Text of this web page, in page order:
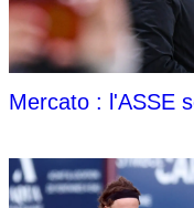
Mercato : l'ASSE